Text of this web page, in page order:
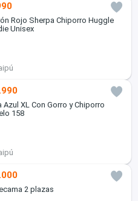
Rojo Sherpa Chiporro Huggle
Unisex
Azul XL Con Gorro y Chiporro
158
2 plazas